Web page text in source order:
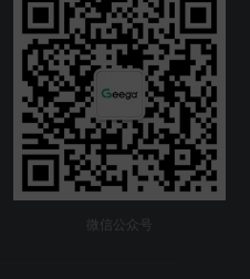
微信公众号